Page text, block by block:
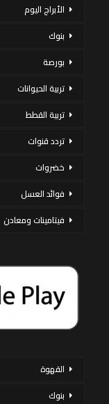
الأبراج اليوم
بنوك
بورصة
تربية الحيوانات
تربية القطط
تردد قنوات
خضروات
فوائد العسل
فيتامينات ومعادن
القهوة
بنوك